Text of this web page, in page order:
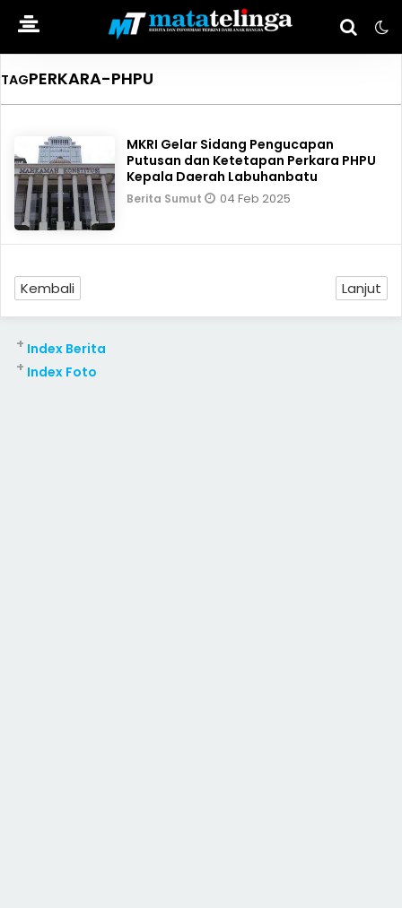
TAGPERKARA-PHPU
MKRI Gelar Sidang Pengucapan
Putusan dan Ketetapan Perkara PHPU
Kepala Daerah Labuhanbatu
Berita Sumut 04 Feb 2025
Kembali Lanjut
Index Berita
+
Index Foto
+